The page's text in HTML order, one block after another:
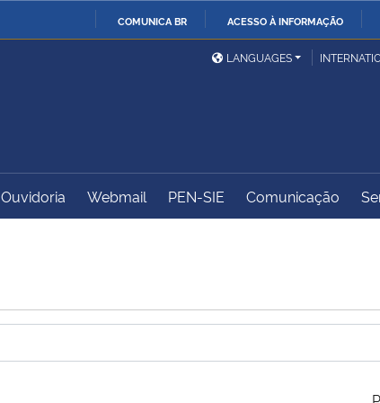
COMUNICA BR ACESSO À INFORMAÇÃO
Ministério da Defesa
Ministério das Relações
Exteriores
Ministério do
Controladoria-Geral da
LANGUAGES
Ouvidoria Webmail PEN-SIE Comunicação